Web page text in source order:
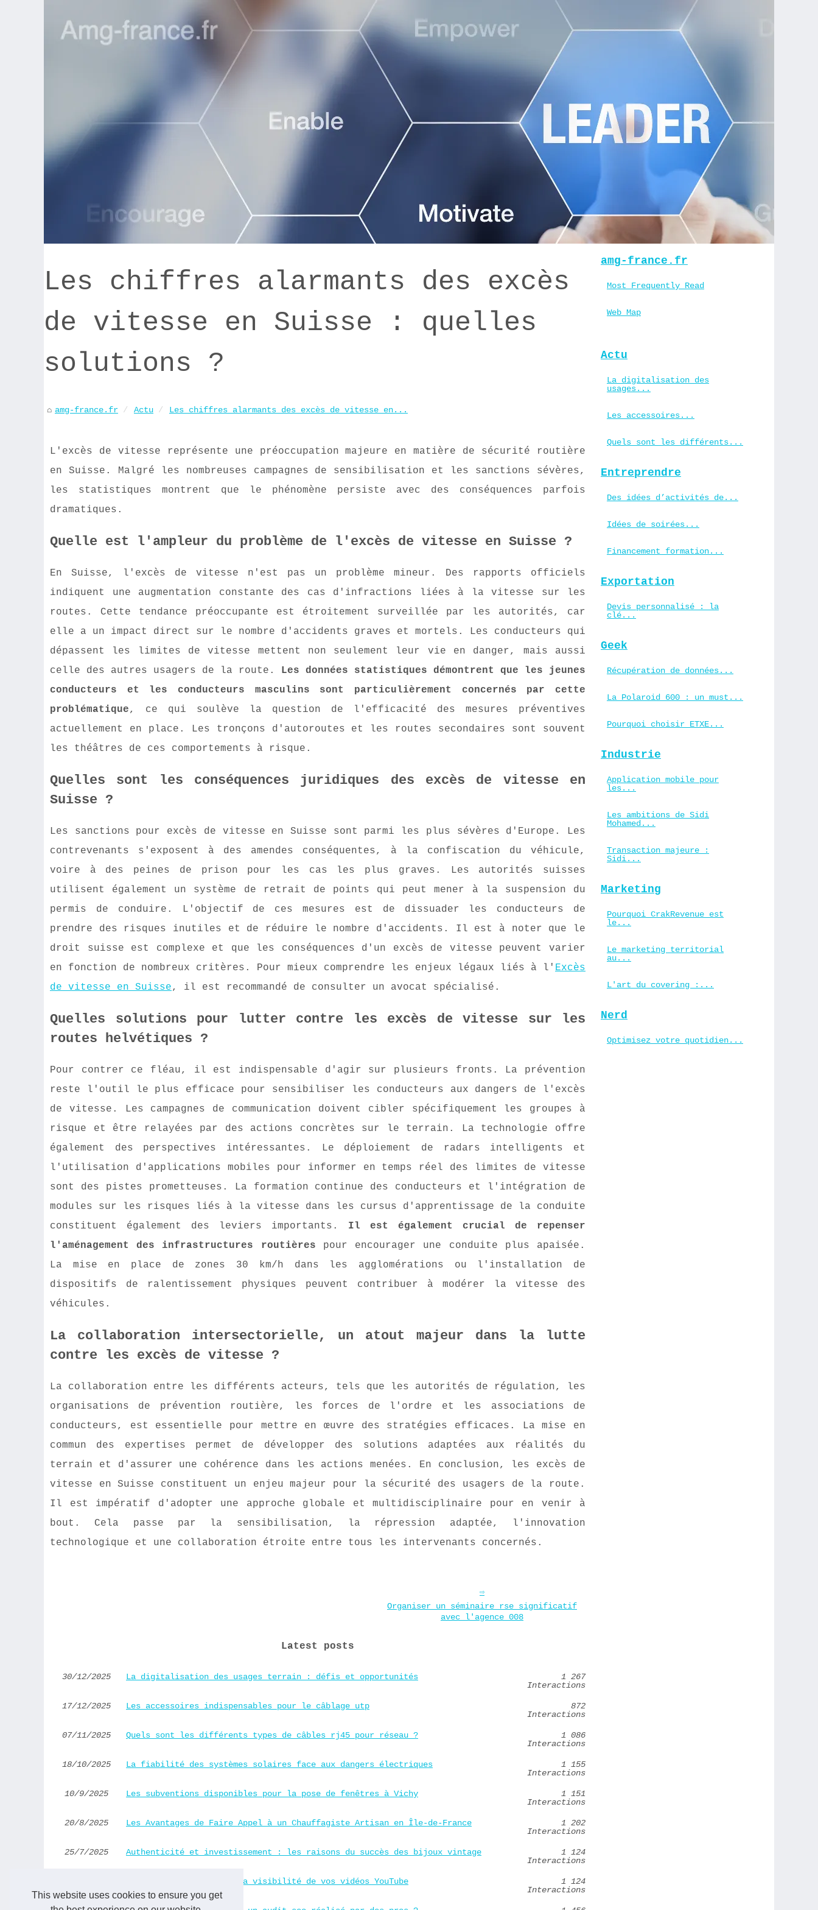
This website uses cookies to ensure you get
Les chiffres alarmants des excès
de vitesse en Suisse : quelles
solutions ?
amg-france.fr Actu Les chiffres alarmants des excès de vitesse en...
L'excès de vitesse représente une préoccupation majeure en matière de sécurité routière
en Suisse. Malgré les nombreuses campagnes de sensibilisation et les sanctions sévères,
les statistiques montrent que le phénomène persiste avec des conséquences parfois
dramatiques.
Quelle est l'ampleur du problème de l'excès de vitesse en Suisse ?
En Suisse, l'excès de vitesse n'est pas un problème mineur. Des rapports officiels
indiquent une augmentation constante des cas d'infractions liées à la vitesse sur les
routes. Cette tendance préoccupante est étroitement surveillée par les autorités, car
elle a un impact direct sur le nombre d'accidents graves et mortels. Les conducteurs qui
dépassent les limites de vitesse mettent non seulement leur vie en danger, mais aussi
celle des autres usagers de la route. Les données statistiques démontrent que les jeunes
conducteurs et les conducteurs masculins sont particulièrement concernés par cette
problématique, ce qui soulève la question de l'efficacité des mesures préventives
actuellement en place. Les tronçons d'autoroutes et les routes secondaires sont souvent
les théâtres de ces comportements à risque.
Quelles sont les conséquences juridiques des excès de vitesse en
Suisse ?
Les sanctions pour excès de vitesse en Suisse sont parmi les plus sévères d'Europe. Les
contrevenants s'exposent à des amendes conséquentes, à la confiscation du véhicule,
voire à des peines de prison pour les cas les plus graves. Les autorités suisses
utilisent également un système de retrait de points qui peut mener à la suspension du
permis de conduire. L'objectif de ces mesures est de dissuader les conducteurs de
prendre des risques inutiles et de réduire le nombre d'accidents. Il est à noter que le
droit suisse est complexe et que les conséquences d'un excès de vitesse peuvent varier
en fonction de nombreux critères. Pour mieux comprendre les enjeux légaux liés à l' Excès
de vitesse en Suisse, il est recommandé de consulter un avocat spécialisé.
Quelles solutions pour lutter contre les excès de vitesse sur les
routes helvétiques ?
Pour contrer ce fléau, il est indispensable d'agir sur plusieurs fronts. La prévention
reste l'outil le plus efficace pour sensibiliser les conducteurs aux dangers de l'excès
de vitesse. Les campagnes de communication doivent cibler spécifiquement les groupes à
risque et être relayées par des actions concrètes sur le terrain. La technologie offre
également des perspectives intéressantes. Le déploiement de radars intelligents et
l'utilisation d'applications mobiles pour informer en temps réel des limites de vitesse
sont des pistes prometteuses. La formation continue des conducteurs et l'intégration de
modules sur les risques liés à la vitesse dans les cursus d'apprentissage de la conduite
constituent également des leviers importants. Il est également crucial de repenser
l'aménagement des infrastructures routières pour encourager une conduite plus apaisée.
La mise en place de zones 30 km/h dans les agglomérations ou l'installation de
dispositifs de ralentissement physiques peuvent contribuer à modérer la vitesse des
véhicules.
La collaboration intersectorielle, un atout majeur dans la lutte
contre les excès de vitesse ?
La collaboration entre les différents acteurs, tels que les autorités de régulation, les
organisations de prévention routière, les forces de l'ordre et les associations de
conducteurs, est essentielle pour mettre en œuvre des stratégies efficaces. La mise en
commun des expertises permet de développer des solutions adaptées aux réalités du
terrain et d'assurer une cohérence dans les actions menées. En conclusion, les excès de
vitesse en Suisse constituent un enjeu majeur pour la sécurité des usagers de la route.
Il est impératif d'adopter une approche globale et multidisciplinaire pour en venir à
bout. Cela passe par la sensibilisation, la répression adaptée, l'innovation
technologique et une collaboration étroite entre tous les intervenants concernés.
Organiser un séminaire rse significatif
avec l'agence 008
Latest posts
30/12/2025 La digitalisation des usages terrain : défis et opportunités
1 267
Interactions
17/12/2025 Les accessoires indispensables pour le câblage utp
872
Interactions
07/11/2025 Quels sont les différents types de câbles rj45 pour réseau ?
1 086
Interactions
18/10/2025 La fiabilité des systèmes solaires face aux dangers électriques
1 155
Interactions
10/9/2025 Les subventions disponibles pour la pose de fenêtres à Vichy
1 151
Interactions
20/8/2025 Les Avantages de Faire Appel à un Chauffagiste Artisan en Île-de-France
1 202
Interactions
25/7/2025 Authenticité et investissement : les raisons du succès des bijoux vintage
1 124
Interactions
Astuces pour améliorer la visibilité de vos vidéos YouTube
1 124
Interactions
amg-france.fr
Most Frequently Read
Web Map
Actu
La digitalisation des
usages...
Les accessoires...
Quels sont les différents...
Entreprendre
Des idées d’activités de...
Idées de soirées...
Financement formation...
Exportation
Devis personnalisé : la
clé...
Geek
Récupération de données...
La Polaroid 600 : un must...
Pourquoi choisir ETXE...
Industrie
Application mobile pour
les...
Les ambitions de Sidi
Mohamed...
Transaction majeure :
Sidi...
Marketing
Pourquoi CrakRevenue est
le...
Le marketing territorial
au...
L'art du covering :...
Nerd
Optimisez votre quotidien...